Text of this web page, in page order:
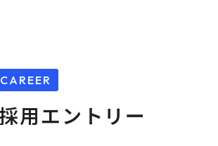
用エン ト リ ー